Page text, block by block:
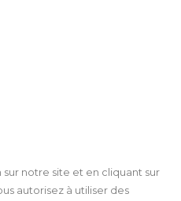
notre site et en cliquant sur
autorisez à utiliser des